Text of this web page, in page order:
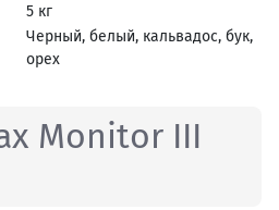
5 кг
Черный, белый, кальвадос, бук,
орех
Monitor III